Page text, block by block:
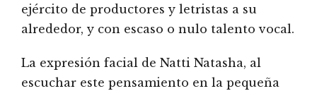
ejército de productores y letristas a su
alrededor, y con escaso o nulo talento vocal.
La expresión facial de Natti Natasha, al
escuchar este pensamiento en la pequeña